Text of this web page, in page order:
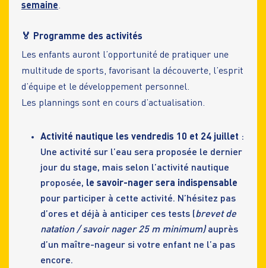
semaine.
🏅 Programme des activités
Les enfants auront l’opportunité de pratiquer une
multitude de sports, favorisant la découverte, l’esprit
d’équipe et le développement personnel.
Les plannings sont en cours d’actualisation.
Activité nautique les vendredis 10 et 24 juillet :
Une activité sur l’eau sera proposée le dernier
jour du stage, mais selon l’activité nautique
proposée, le savoir-nager sera indispensable
pour participer à cette activité. N’hésitez pas
d’ores et déjà à anticiper ces tests (brevet de
natation / savoir nager 25 m minimum)auprès
d’un maître-nageur si votre enfant ne l’a pas
encore.